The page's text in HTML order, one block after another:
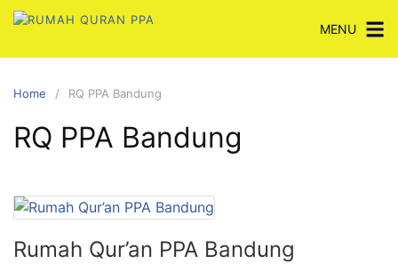
Skip
content
MENU
Home RQ PPA Bandung
RQ PPA Bandung
Rumah Qur’an PPA Bandung